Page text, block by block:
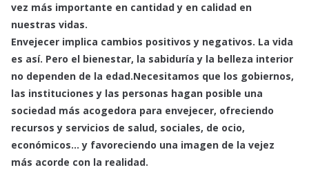
vez más importante en cantidad y en calidad en
nuestras vidas.
Envejecer implica cambios positivos y negativos. La vida
es así. Pero el bienestar, la sabiduría y la belleza interior
no dependen de la edad.Necesitamos que los gobiernos,
las instituciones y las personas hagan posible una
sociedad más acogedora para envejecer, ofreciendo
recursos y servicios de salud, sociales, de ocio,
económicos… y favoreciendo una imagen de la vejez
más acorde con la realidad.